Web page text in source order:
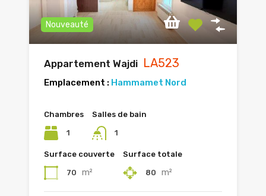
Nouveauté
Appartement Wajdi LA523
Emplacement : Hammamet Nord
Chambres
1
Salles de bain
1
Surface couverte
70 m²
Surface totale
80 m²